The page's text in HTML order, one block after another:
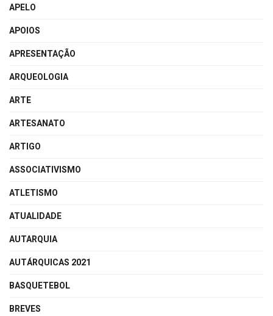
APELO
APOIOS
APRESENTAÇÃO
ARQUEOLOGIA
ARTE
ARTESANATO
ARTIGO
ASSOCIATIVISMO
ATLETISMO
ATUALIDADE
AUTARQUIA
AUTÁRQUICAS 2021
BASQUETEBOL
BREVES